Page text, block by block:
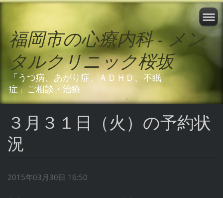
福岡市の心療内科 - メン
タルクリニック桜坂
「うつ病、あがり症、ＡＤＨＤ、不眠
症」ご相談・治療
３月３１日（火）の予約状
況
2015年03月30日 16:50